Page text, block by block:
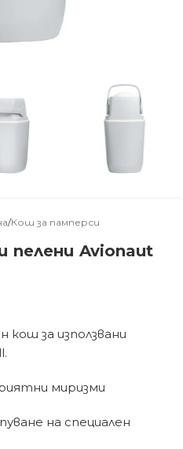
/Кош за памперси
пелени Avionaut
кош за използвани
миризми
на специален